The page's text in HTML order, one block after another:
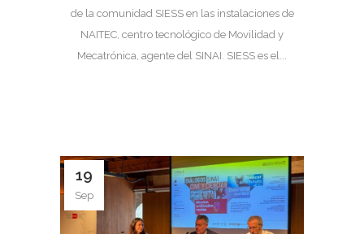
de la comunidad SIESS en las instalaciones de
NAITEC, centro tecnológico de Movilidad y
Mecatrónica, agente del SINAI. SIESS es el...
19
Sep